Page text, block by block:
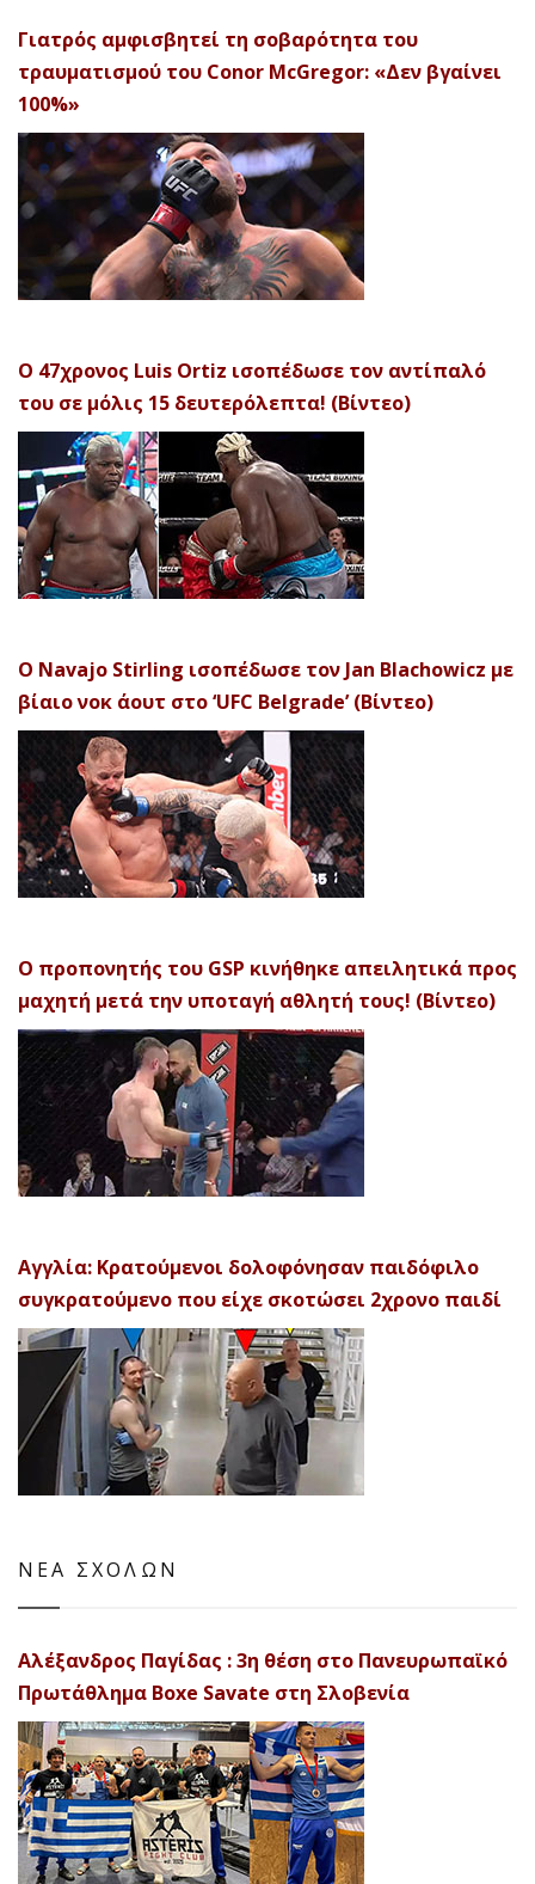
Γιατρός αμφισβητεί τη σοβαρότητα του
τραυματισμού του Conor McGregor: «Δεν βγαίνει
100%»
Ο 47χρονος Luis Ortiz ισοπέδωσε τον αντίπαλό
του σε μόλις 15 δευτερόλεπτα! (Βίντεο)
Ο Navajo Stirling ισοπέδωσε τον Jan Blachowicz με
βίαιο νοκ άουτ στο ‘UFC Belgrade’ (Βίντεο)
Ο προπονητής του GSP κινήθηκε απειλητικά προς
μαχητή μετά την υποταγή αθλητή τους! (Βίντεο)
Αγγλία: Κρατούμενοι δολοφόνησαν παιδόφιλο
συγκρατούμενο που είχε σκοτώσει 2χρονο παιδί
ΝΕΑ ΣΧΟΛΩΝ
Αλέξανδρος Παγίδας : 3η θέση στο Πανευρωπαϊκό
Πρωτάθλημα Boxe Savate στη Σλοβενία